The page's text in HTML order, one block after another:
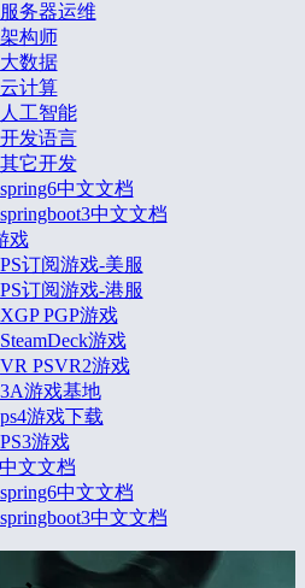
服务器运维
架构师
大数据
云计算
人工智能
开发语言
其它开发
spring6中文文档
springboot3中文文档
戏
PS订阅游戏-美服
PS订阅游戏-港服
XGP PGP游戏
SteamDeck游戏
VR PSVR2游戏
3A游戏基地
ps4游戏下载
PS3游戏
文文档
spring6中文文档
springboot3中文文档